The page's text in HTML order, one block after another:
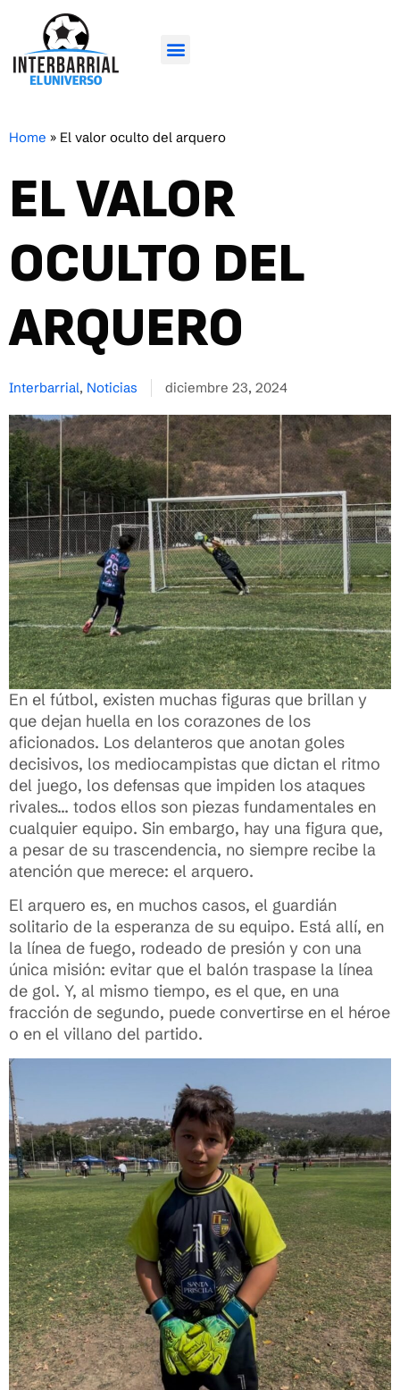
Home » El valor oculto del arquero
EL VALOR
OCULTO DEL
ARQUERO
Interbarrial, Noticias diciembre 23, 2024
En el fútbol, existen muchas figuras que brillan y
que dejan huella en los corazones de los
aficionados. Los delanteros que anotan goles
decisivos, los mediocampistas que dictan el ritmo
del juego, los defensas que impiden los ataques
rivales… todos ellos son piezas fundamentales en
cualquier equipo. Sin embargo, hay una figura que,
a pesar de su trascendencia, no siempre recibe la
atención que merece: el arquero.
El arquero es, en muchos casos, el guardián
solitario de la esperanza de su equipo. Está allí, en
la línea de fuego, rodeado de presión y con una
única misión: evitar que el balón traspase la línea
de gol. Y, al mismo tiempo, es el que, en una
fracción de segundo, puede convertirse en el héroe
o en el villano del partido.